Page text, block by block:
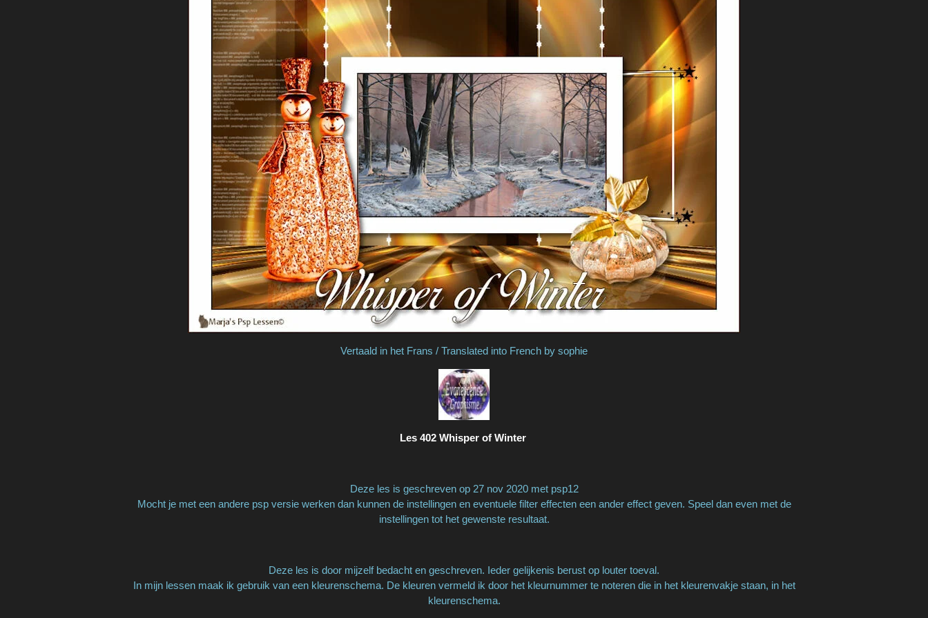
Vertaald in het Frans / Translated into French by sophie
Les 402 Whisper of Winter
Deze les is geschreven op 27 nov 2020 met psp12
Mocht je met een andere psp versie werken dan kunnen de instellingen en eventuele filter effecten een ander effect geven. Speel dan even met de
instellingen tot het gewenste resultaat.
Deze les is door mijzelf bedacht en geschreven. Ieder gelijkenis berust op louter toeval.
In mijn lessen maak ik gebruik van een kleurenschema. De kleuren vermeld ik door het kleurnummer te noteren die in het kleurenvakje staan, in het
kleurenschema.